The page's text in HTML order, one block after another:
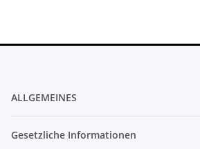
ALLGEMEINES
Gesetzliche Informationen